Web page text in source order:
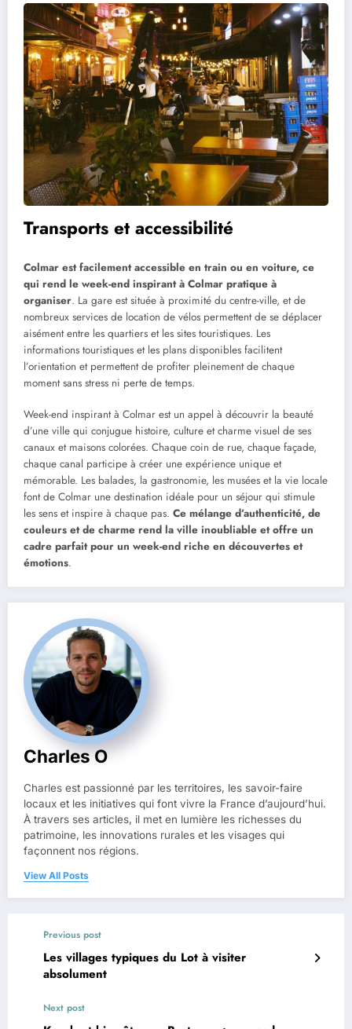
Transports et accessibilité
Colmar est facilement accessible en train ou en voiture, ce
qui rend le week-end inspirant à Colmar pratique à
organiser. La gare est située à proximité du centre-ville, et de
nombreux services de location de vélos permettent de se déplacer
aisément entre les quartiers et les sites touristiques. Les
informations touristiques et les plans disponibles facilitent
l’orientation et permettent de profiter pleinement de chaque
moment sans stress ni perte de temps.
Week-end inspirant à Colmar est un appel à découvrir la beauté
d’une ville qui conjugue histoire, culture et charme visuel de ses
canaux et maisons colorées. Chaque coin de rue, chaque façade,
chaque canal participe à créer une expérience unique et
mémorable. Les balades, la gastronomie, les musées et la vie locale
font de Colmar une destination idéale pour un séjour qui stimule
les sens et inspire à chaque pas. Ce mélange d’authenticité, de
couleurs et de charme rend la ville inoubliable et offre un
cadre parfait pour un week-end riche en découvertes et
émotions.
Charles O
Charles est passionné par les territoires, les savoir-faire
locaux et les initiatives qui font vivre la France d’aujourd’hui.
À travers ses articles, il met en lumière les richesses du
patrimoine, les innovations rurales et les visages qui
façonnent nos régions.
View All Posts
Previous post
Les villages typiques du Lot à visiter
absolument
Next post